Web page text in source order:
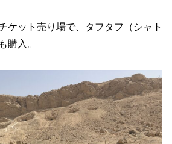
ケット売り場で、タフタフ（シャト
購入。